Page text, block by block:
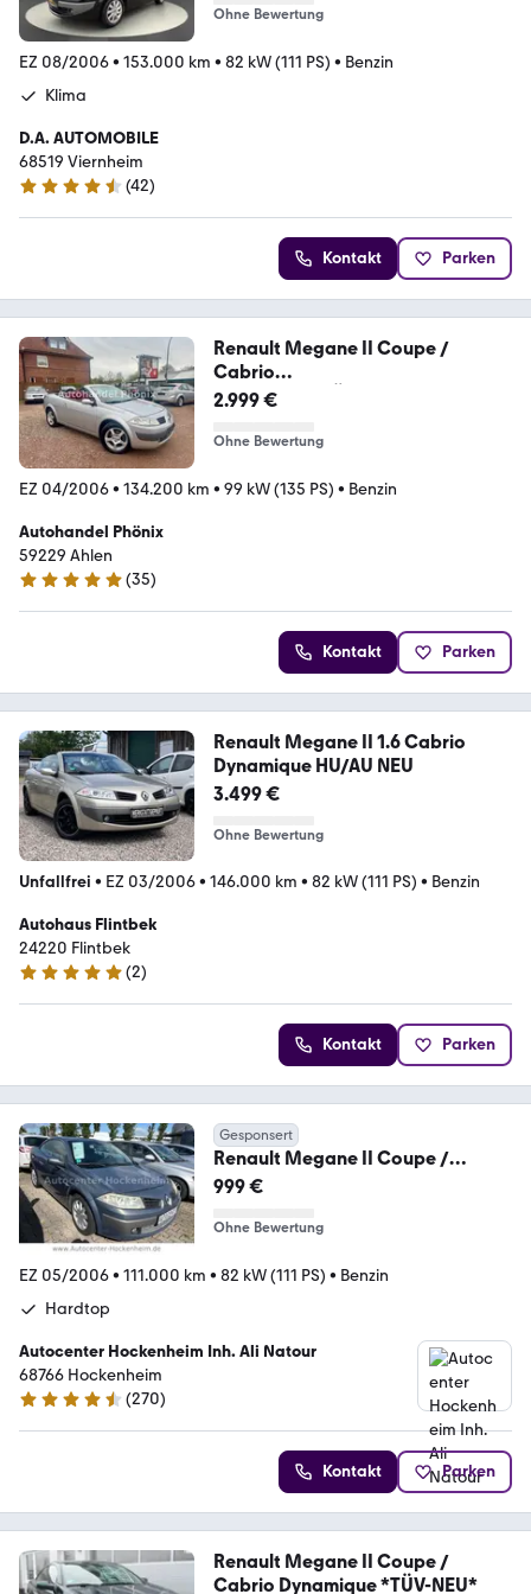
Ohne Bewertung
EZ 08/2006• 153.000 km • 82 kW (111 PS) • Benzin
Klima
D.A. AUTOMOBILE
68519 Viernheim
4.6 Sterne
(42)
Kontakt Parken
Renault Megane II Coupe /
Cabrio
Dynamique*TÜV/AU/iNSPK.
2.999 €
Ohne Bewertung
EZ 04/2006• 134.200 km • 99 kW (135 PS) • Benzin
Autohandel Phönix
59229 Ahlen
4.9 Sterne
(35)
Kontakt Parken
Renault Megane II 1.6 Cabrio
Dynamique HU/AU NEU
3.499 €
Ohne Bewertung
Unfallfrei • EZ 03/2006• 146.000 km • 82 kW (111 PS) • Benzin
Autohaus Flintbek
24220 Flintbek
5 Sterne
(2)
Kontakt Parken
Gesponsert
Renault Megane II Coupe /
Cabrio Dynamique
999 €
Ohne Bewertung
EZ 05/2006• 111.000 km • 82 kW (111 PS) • Benzin
Hardtop
Autocenter Hockenheim Inh. Ali Natour
68766 Hockenheim
4.7 Sterne
(270)
Kontakt Parken
Renault Megane II Coupe /
Cabrio Dynamique *TÜV-NEU*